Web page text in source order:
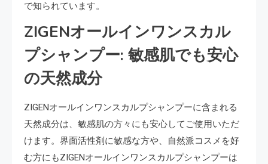
で知られています。
ZIGENオールインワンスカル
プシャンプー: 敏感肌でも安心
の天然成分
ZIGENオールインワンスカルプシャンプーに含まれる
天然成分は、敏感肌の方々にも安心してご使用いただ
けます。界面活性剤に敏感な方や、自然派コスメを好
む方にもZIGENオールインワンスカルプシャンプーは